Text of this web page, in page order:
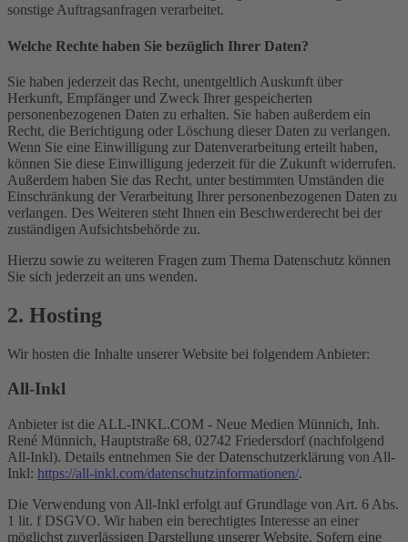
sonstige Auftragsanfragen verarbeitet.
Welche Rechte haben Sie bezüglich Ihrer Daten?
Sie haben jederzeit das Recht, unentgeltlich Auskunft über
Herkunft, Empfänger und Zweck Ihrer gespeicherten
personenbezogenen Daten zu erhalten. Sie haben außerdem ein
Recht, die Berichtigung oder Löschung dieser Daten zu verlangen.
Wenn Sie eine Einwilligung zur Datenverarbeitung erteilt haben,
können Sie diese Einwilligung jederzeit für die Zukunft widerrufen.
Außerdem haben Sie das Recht, unter bestimmten Umständen die
Einschränkung der Verarbeitung Ihrer personenbezogenen Daten zu
verlangen. Des Weiteren steht Ihnen ein Beschwerderecht bei der
zuständigen Aufsichtsbehörde zu.
Hierzu sowie zu weiteren Fragen zum Thema Datenschutz können
Sie sich jederzeit an uns wenden.
2. Hosting
Wir hosten die Inhalte unserer Website bei folgendem Anbieter:
All-Inkl
Anbieter ist die ALL-INKL.COM - Neue Medien Münnich, Inh.
René Münnich, Hauptstraße 68, 02742 Friedersdorf (nachfolgend
All-Inkl). Details entnehmen Sie der Datenschutzerklärung von All-
Inkl: https://all-inkl.com/datenschutzinformationen/.
Die Verwendung von All-Inkl erfolgt auf Grundlage von Art. 6 Abs.
1 lit. f DSGVO. Wir haben ein berechtigtes Interesse an einer
möglichst zuverlässigen Darstellung unserer Website. Sofern eine